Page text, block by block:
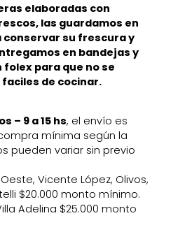
elaboradas con
las guardamos en
conservar su frescura y
en bandejas y
para que no se
de cocinar.
– 9 a 15 hs, el envío es
mínima según la
pueden variar sin previo
Vicente López, Olivos,
$20.000 monto mínimo.
Adelina $25.000 monto